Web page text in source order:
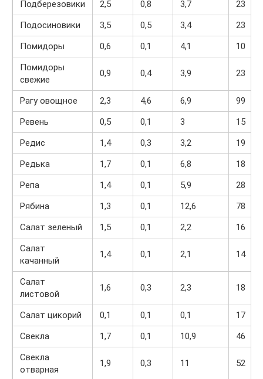
Подберезовики 2,5 0,8 3,7
23
Подосиновики
3,5 0,5 3,4
23
Помидоры
0,6 0,1 4,1
10
Помидоры
свежие
0,9 0,4 3,9 23
Рагу овощное 2,3 4,6 6,9
99
Ревень
0,5 0,1 3
15
Редис
1,4 0,3 3,2
19
Редька
1,7 0,1 6,8
18
Репа
1,4 0,1 5,9
28
Рябина
1,3 0,1 12,6
78
Салат зеленый
1,5 0,1 2,2
16
Салат
качанный
1,4 0,1 2,1 14
Салат
листовой
1,6 0,3 2,3 18
Салат цикорий 0,1 0,1 0,1
17
Свекла
1,7 0,1 10,9
46
Свекла
отварная
1,9 0,3 11 52